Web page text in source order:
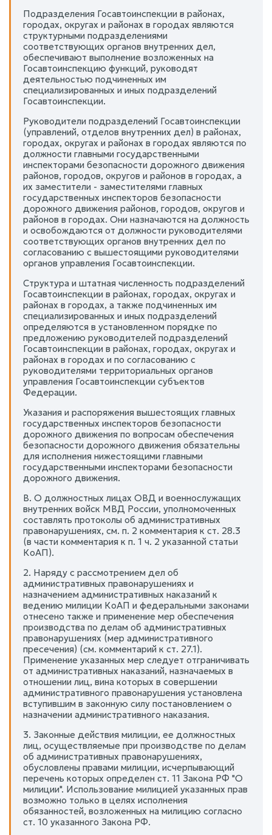
Подразделения Госавтоинспекции в районах,
городах, округах и районах в городах являются
структурными подразделениями
соответствующих органов внутренних дел,
обеспечивают выполнение возложенных на
Госавтоинспекцию функций, руководят
деятельностью подчиненных им
специализированных и иных подразделений
Госавтоинспекции.
Руководители подразделений Госавтоинспекции
(управлений, отделов внутренних дел) в районах,
городах, округах и районах в городах являются по
должности главными государственными
инспекторами безопасности дорожного движения
районов, городов, округов и районов в городах, а
их заместители - заместителями главных
государственных инспекторов безопасности
дорожного движения районов, городов, округов и
районов в городах. Они назначаются на должность
и освобождаются от должности руководителями
соответствующих органов внутренних дел по
согласованию с вышестоящими руководителями
органов управления Госавтоинспекции.
Структура и штатная численность подразделений
Госавтоинспекции в районах, городах, округах и
районах в городах, а также подчиненных им
специализированных и иных подразделений
определяются в установленном порядке по
предложению руководителей подразделений
Госавтоинспекции в районах, городах, округах и
районах в городах и по согласованию с
руководителями территориальных органов
управления Госавтоинспекции субъектов
Федерации.
Указания и распоряжения вышестоящих главных
государственных инспекторов безопасности
дорожного движения по вопросам обеспечения
безопасности дорожного движения обязательны
для исполнения нижестоящими главными
государственными инспекторами безопасности
дорожного движения.
В. О должностных лицах ОВД и военнослужащих
внутренних войск МВД России, уполномоченных
составлять протоколы об административных
правонарушениях, см. п. 2 комментария к ст. 28.3
(в части комментария к п. 1 ч. 2 указанной статьи
КоАП).
2. Наряду с рассмотрением дел об
административных правонарушениях и
назначением административных наказаний к
ведению милиции КоАП и федеральными законами
отнесено также и применение мер обеспечения
производства по делам об административных
правонарушениях (мер административного
пресечения) (см. комментарий к ст. 27.1).
Применение указанных мер следует отграничивать
от административных наказаний, назначаемых в
отношении лиц, вина которых в совершении
административного правонарушения установлена
вступившим в законную силу постановлением о
назначении административного наказания.
3. Законные действия милиции, ее должностных
лиц, осуществляемые при производстве по делам
об административных правонарушениях,
обусловлены правами милиции, исчерпывающий
перечень которых определен ст. 11 Закона РФ "О
милиции". Использование милицией указанных прав
возможно только в целях исполнения
обязанностей, возложенных на милицию согласно
ст. 10 указанного Закона РФ.